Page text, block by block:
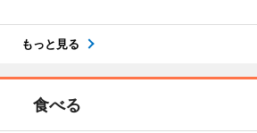
もっと見る
食べる